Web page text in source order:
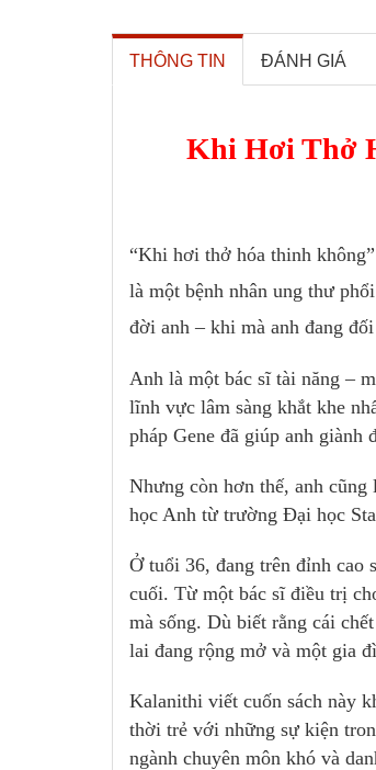
THÔNG TIN ĐÁNH GIÁ
Khi Hơi Thở
“Khi hơi thở hóa thinh
là một bệnh nhân ung thư
đời anh – khi mà anh đang
Anh là một bác sĩ tài năng –
lĩnh vực lâm sàng khắt khe
pháp Gene đã giúp anh
Nhưng còn hơn thế, anh
học Anh từ trường Đại học
Ở tuổi 36, đang trên đỉnh cao
cuối. Từ một bác sĩ điều trị
mà sống. Dù biết rằng cái
lai đang rộng mở và một gia
Kalanithi viết cuốn sách này
thời trẻ với những sự kiện
ngành chuyên môn khó và